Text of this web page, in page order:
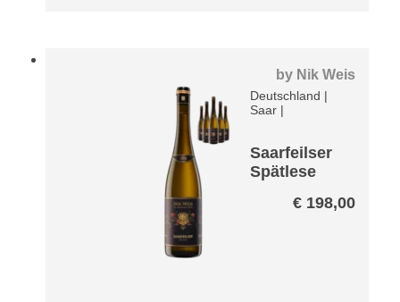
by Nik Weis
Deutschland |
Saar |
Saarfeilser
Spätlese
Paket€198,00